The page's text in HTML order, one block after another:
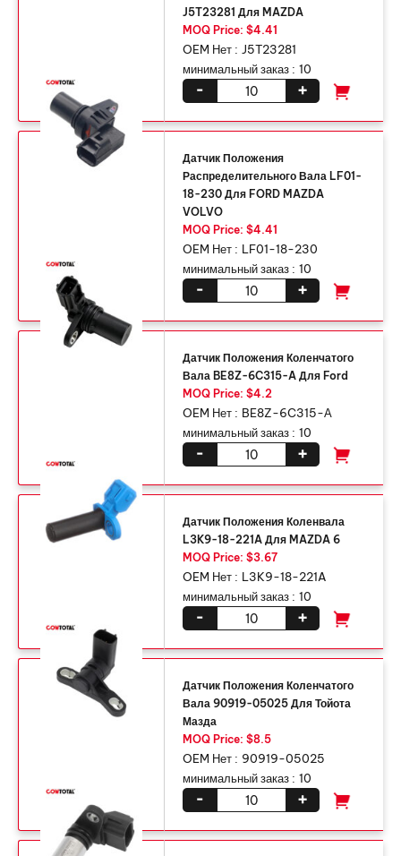
J5T23281 Для MAZDA
MOQ Price: $4.41
OEM Нет : J5T23281
минимальный заказ : 10
+
-
Датчик Положения
Распределительного Вала LF01-
18-230 Для FORD MAZDA
VOLVO
MOQ Price: $4.41
OEM Нет : LF01-18-230
минимальный заказ : 10
+
-
Датчик Положения Коленчатого
Вала BE8Z-6C315-A Для Ford
MOQ Price: $4.2
OEM Нет : BE8Z-6C315-А
минимальный заказ : 10
+
-
Датчик Положения Коленвала
L3K9-18-221A Для MAZDA 6
MOQ Price: $3.67
OEM Нет : L3K9-18-221A
минимальный заказ : 10
+
-
Датчик Положения Коленчатого
Вала 90919-05025 Для Тойота
Мазда
MOQ Price: $8.5
OEM Нет : 90919-05025
минимальный заказ : 10
+
-